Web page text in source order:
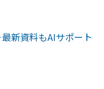
新資料もAIサポート